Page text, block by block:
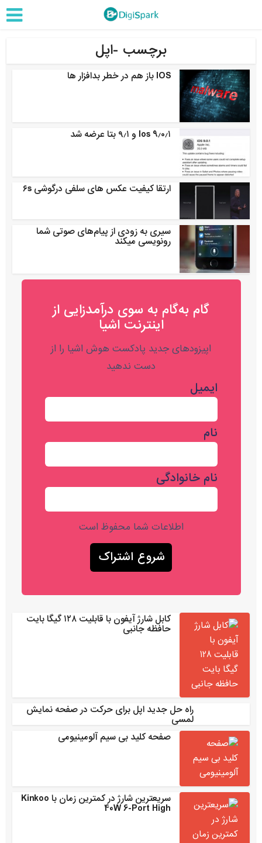
برچسب -اپل
IOS باز هم در خطر بدافزار ها
Ios 9٫۰٫۱ و ۹٫۱ بتا عرضه شد
ارتقا کیفیت عکس های سلفی درگوشی ۶s
سیری به زودی از پیام‌های صوتی شما
رونویسی میکند
گام به‌گام به‌ سوی درآمدزایی از
اینترنت اشیا
اپیزودهای جدید پادکست هوش اشیا را از
دست ندهید
ایمیل
نام
نام خانوادگی
اطلاعات شما محفوظ است
کابل شارژ آیفون با قابلیت ۱۲۸ گیگا بایت
حافظه جانبی
راه حل جدید اپل برای حرکت در صفحه نمایش
لمسی
صفحه کلید بی سیم آلومینیومی
سریعترین شارژ در کمترین زمان با Kinkoo
40W 6-Port High